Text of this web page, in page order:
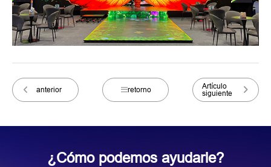
anterior retorno
Artículo
siguiente
¿Cómo podemos ayudarle?